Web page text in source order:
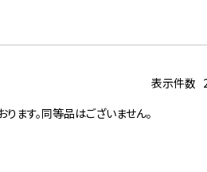
表示件数
す。同等品はございません。